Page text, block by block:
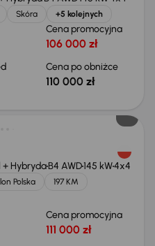
Skóra +5 kolejnych
Cena promocyjna
106 000 zł
Cena po obniżce
110 000 zł
+ HybrydaB4 AWD145 kW4x4
Polska
197 KM
Cena promocyjna
111 000 zł